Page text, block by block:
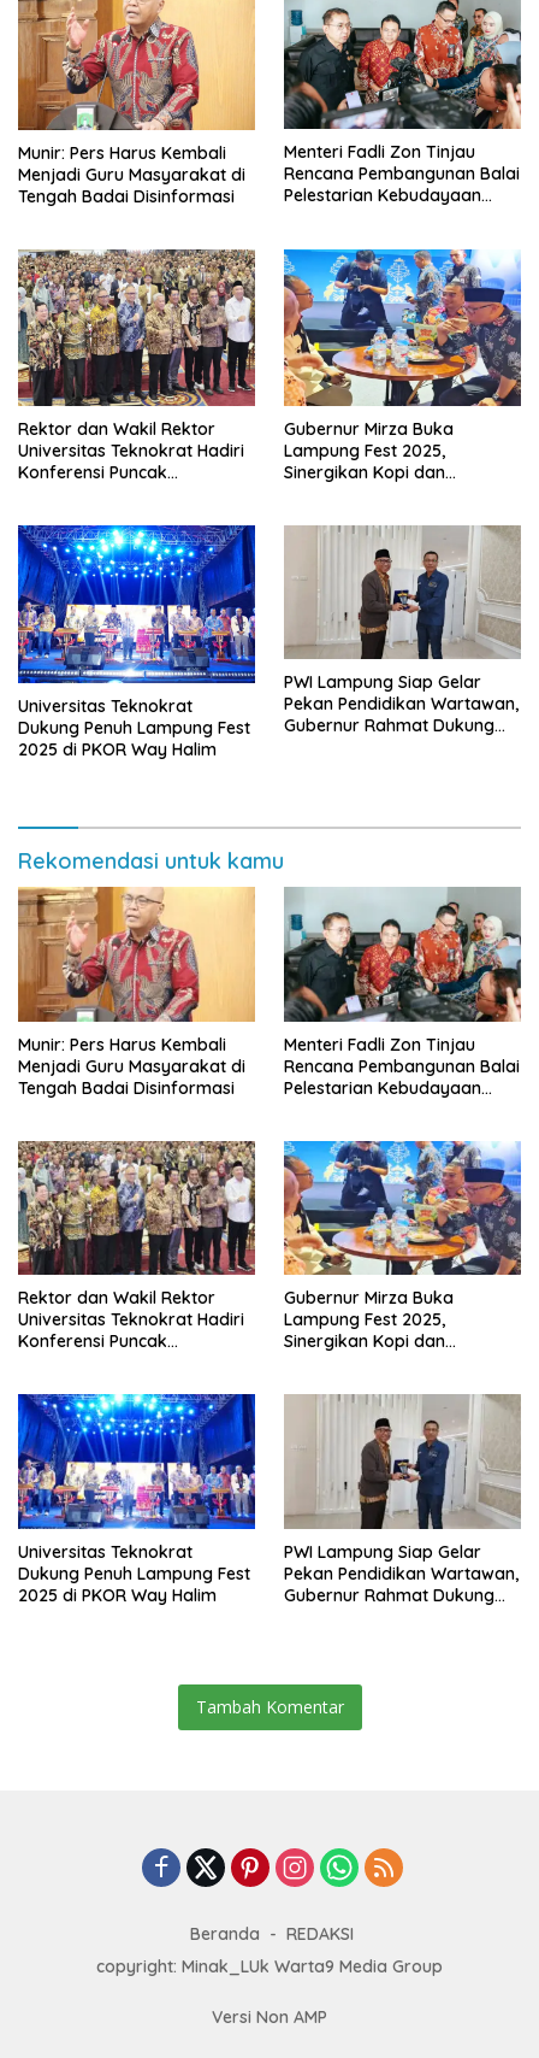
Munir: Pers Harus Kembali
Menjadi Guru Masyarakat di
Tengah Badai Disinformasi
Menteri Fadli Zon Tinjau
Rencana Pembangunan Balai
Pelestarian Kebudayaan
Rektor dan Wakil Rektor
Universitas Teknokrat Hadiri
Konferensi Puncak
Gubernur Mirza Buka
Lampung Fest 2025,
Sinergikan Kopi dan
Universitas Teknokrat
Dukung Penuh Lampung Fest
2025 di PKOR Way Halim
PWI Lampung Siap Gelar
Pekan Pendidikan Wartawan,
Gubernur Rahmat Dukung
Rekomendasi untuk kamu
Munir: Pers Harus Kembali
Menjadi Guru Masyarakat di
Tengah Badai Disinformasi
Menteri Fadli Zon Tinjau
Rencana Pembangunan Balai
Pelestarian Kebudayaan
Rektor dan Wakil Rektor
Universitas Teknokrat Hadiri
Konferensi Puncak
Gubernur Mirza Buka
Lampung Fest 2025,
Sinergikan Kopi dan
Universitas Teknokrat
Dukung Penuh Lampung Fest
2025 di PKOR Way Halim
PWI Lampung Siap Gelar
Pekan Pendidikan Wartawan,
Gubernur Rahmat Dukung
Tambah Komentar
Beranda
REDAKSI
copyright: Minak_LUk Warta9 Media Group
Versi Non AMP